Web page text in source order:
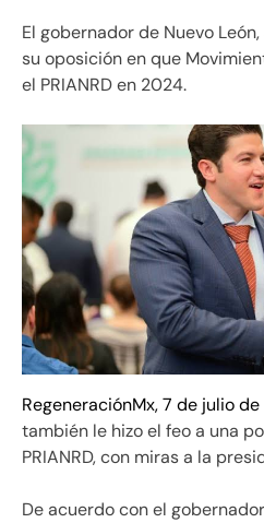
El gobernador de Nuevo
su oposición en que
el PRIANRD en 2024.
RegeneraciónMx, 7 de julio
también le hizo el feo a una
PRIANRD, con miras a la
De acuerdo con el